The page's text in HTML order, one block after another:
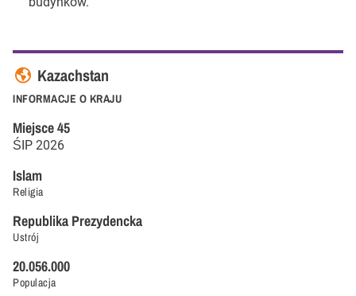
INFORMACJE O KRAJU
Kazachstan
Miejsce45
ŚIP 2026
Religia
Islam
Ustrój
Republika Prezydencka
Populacja
20.056.000